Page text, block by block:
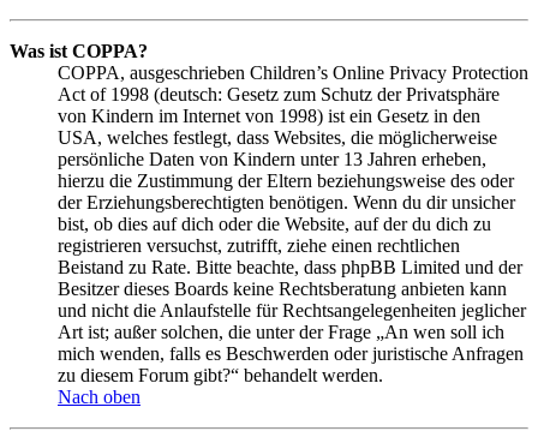
Was ist COPPA?
COPPA, ausgeschrieben Children’s Online Privacy Protection
Act of 1998 (deutsch: Gesetz zum Schutz der Privatsphäre
von Kindern im Internet von 1998) ist ein Gesetz in den
USA, welches festlegt, dass Websites, die möglicherweise
persönliche Daten von Kindern unter 13 Jahren erheben,
hierzu die Zustimmung der Eltern beziehungsweise des oder
der Erziehungsberechtigten benötigen. Wenn du dir unsicher
bist, ob dies auf dich oder die Website, auf der du dich zu
registrieren versuchst, zutrifft, ziehe einen rechtlichen
Beistand zu Rate. Bitte beachte, dass phpBB Limited und der
Besitzer dieses Boards keine Rechtsberatung anbieten kann
und nicht die Anlaufstelle für Rechtsangelegenheiten jeglicher
Art ist; außer solchen, die unter der Frage „An wen soll ich
mich wenden, falls es Beschwerden oder juristische Anfragen
zu diesem Forum gibt?“ behandelt werden.
Nach oben